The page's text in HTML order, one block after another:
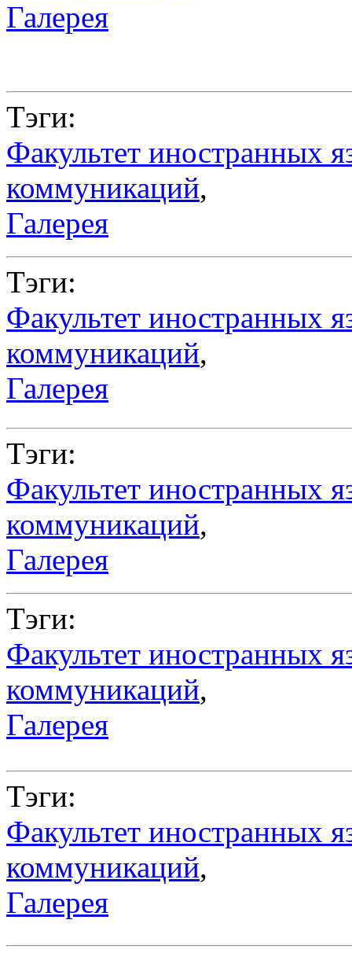
Галерея
Тэги:
Факультет иностранных
коммуникаций,
Галерея
Тэги:
Факультет иностранных
коммуникаций,
Галерея
Тэги:
Факультет иностранных
коммуникаций,
Галерея
Тэги:
Факультет иностранных
коммуникаций,
Галерея
Тэги:
Факультет иностранных
коммуникаций,
Галерея